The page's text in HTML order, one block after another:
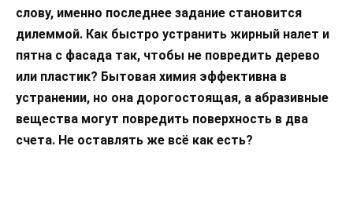
слову, именно последнее задание становится
дилеммой. Как быстро устранить жирный налет и
пятна с фасада так, чтобы не повредить дерево
или пластик? Бытовая химия эффективна в
устранении, но она дорогостоящая, а абразивные
вещества могут повредить поверхность в два
счета. Не оставлять же всё как есть?